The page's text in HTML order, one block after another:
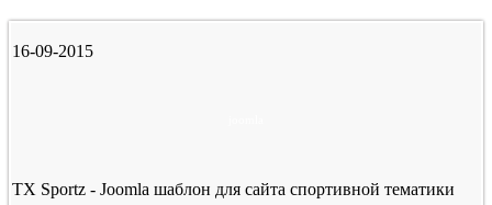
16-09-2015
TX Sportz - Joomla шаблон для сайта спортивной тематики